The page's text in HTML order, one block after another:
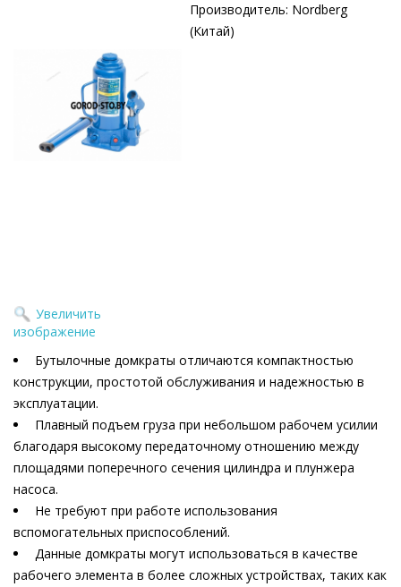
Увеличить
изображение
Производитель: Nordberg
(Китай)
Бутылочные домкраты отличаются компактностью
конструкции, простотой обслуживания и надежностью в
эксплуатации.
Плавный подъем груза при небольшом рабочем усилии
благодаря высокому передаточному отношению между
площадями поперечного сечения цилиндра и плунжера
насоса.
Не требуют при работе использования
вспомогательных приспособлений.
Данные домкраты могут использоваться в качестве
рабочего элемента в более сложных устройствах, таких как